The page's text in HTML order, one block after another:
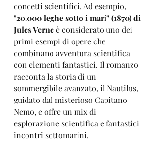
concetti scientifici. Ad esempio,
"20.000 leghe sotto i mari" (1870) di
Jules Verne è considerato uno dei
primi esempi di opere che
combinano avventura scientifica
con elementi fantastici. Il romanzo
racconta la storia di un
sommergibile avanzato, il Nautilus,
guidato dal misterioso Capitano
Nemo, e offre un mix di
esplorazione scientifica e fantastici
incontri sottomarini.